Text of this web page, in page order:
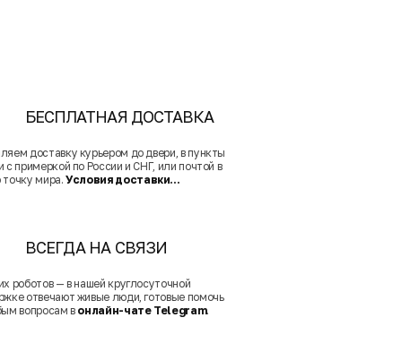
БЕСПЛАТНАЯ ДОСТАВКА
доставку курьером до двери, в пункты
с примеркой по России и СНГ, или почтой в
мира.Условия доставки...
ВСЕГДА НА СВЯЗИ
роботов — в нашей круглосуточной
отвечают живые люди, готовые помочь
вопросам в онлайн-чате Telegram.